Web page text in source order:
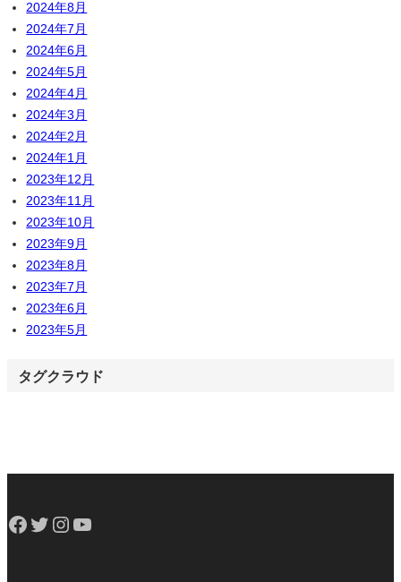
2024年8月
2024年7月
2024年6月
2024年5月
2024年4月
2024年3月
2024年2月
2024年1月
2023年12月
2023年11月
2023年10月
2023年9月
2023年8月
2023年7月
2023年6月
2023年5月
タグクラウド
Facebook Twitter Instagram YouTube